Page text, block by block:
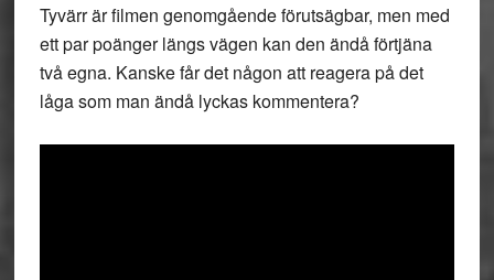
Tyvärr är filmen genomgående förutsägbar, men med
ett par poänger längs vägen kan den ändå förtjäna
två egna. Kanske får det någon att reagera på det
låga som man ändå lyckas kommentera?